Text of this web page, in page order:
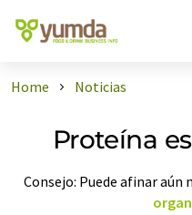
Home Noticias
Proteína
Consejo: Puede afinar aún